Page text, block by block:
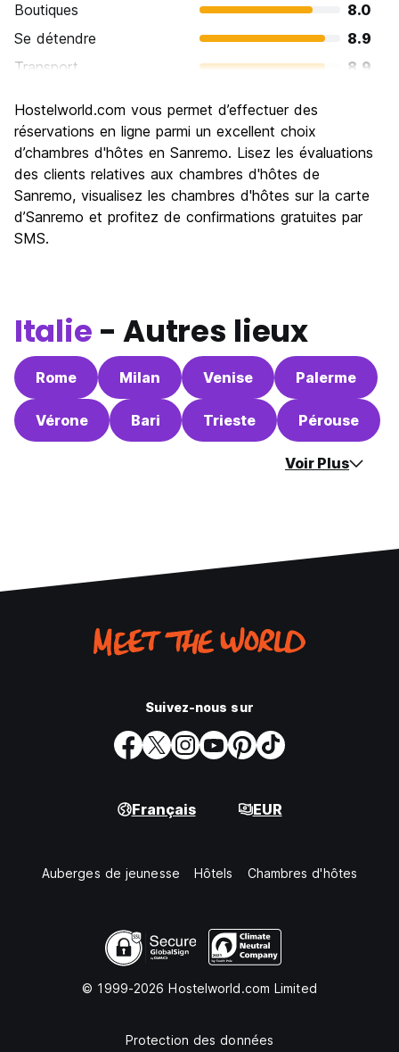
Boutiques
8.0
Se détendre
8.9
Transport
8.9
Culture
Sortir le soir / faire la fête
8.0
Bonnes affaires
Hostelworld.com vous permet d’effectuer des
réservations en ligne parmi un excellent choix
d’chambres d'hôtes en Sanremo. Lisez les évaluations
des clients relatives aux chambres d'hôtes de
Sanremo, visualisez les chambres d'hôtes sur la carte
d’Sanremo et profitez de confirmations gratuites par
SMS.
Italie - Autres lieux
Rome Milan Venise Palerme
Vérone Bari Trieste Pérouse
Voir Plus
Suivez-nous sur
Français EUR
Auberges de jeunesse Hôtels Chambres d'hôtes
© 1999-2026 Hostelworld.com Limited
Protection des données